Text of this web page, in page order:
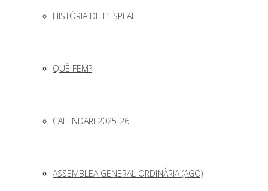
HISTÒRIA DE L’ESPLAI
QUÈ FEM?
CALENDARI 2025-26
ASSEMBLEA GENERAL ORDINÀRIA (AGO)